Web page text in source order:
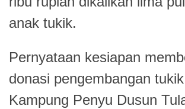
anak tukik.
Pernyataan kesiapan
donasi pengembangan
Kampung Penyu Dusun